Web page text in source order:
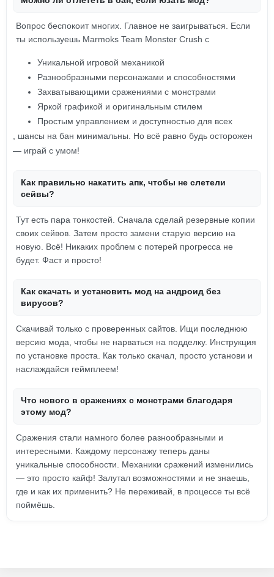
Вопрос беспокоит многих. Главное не заигрываться. Если
ты используешь Marmoks Team Monster Crush с
Уникальной игровой механикой
Разнообразными персонажами и способностями
Захватывающими сражениями с монстрами
Яркой графикой и оригинальным стилем
Простым управлением и доступностью для всех
, шансы на бан минимальны. Но всё равно будь осторожен
— играй с умом!
Как правильно накатить апк, чтобы не слетели
сейвы?
Тут есть пара тонкостей. Сначала сделай резервные копии
своих сейвов. Затем просто замени старую версию на
новую. Всё! Никаких проблем с потерей прогресса не
будет. Фаст и просто!
Как скачать и установить мод на андроид без
вирусов?
Скачивай только с проверенных сайтов. Ищи последнюю
версию мода, чтобы не нарваться на подделку. Инструкция
по установке проста. Как только скачал, просто установи и
наслаждайся геймплеем!
Что нового в сражениях с монстрами благодаря
этому мод?
Сражения стали намного более разнообразными и
интересными. Каждому персонажу теперь даны
уникальные способности. Механики сражений изменились
— это просто кайф! Залутал возможностями и не знаешь,
где и как их применить? Не переживай, в процессе ты всё
поймёшь.